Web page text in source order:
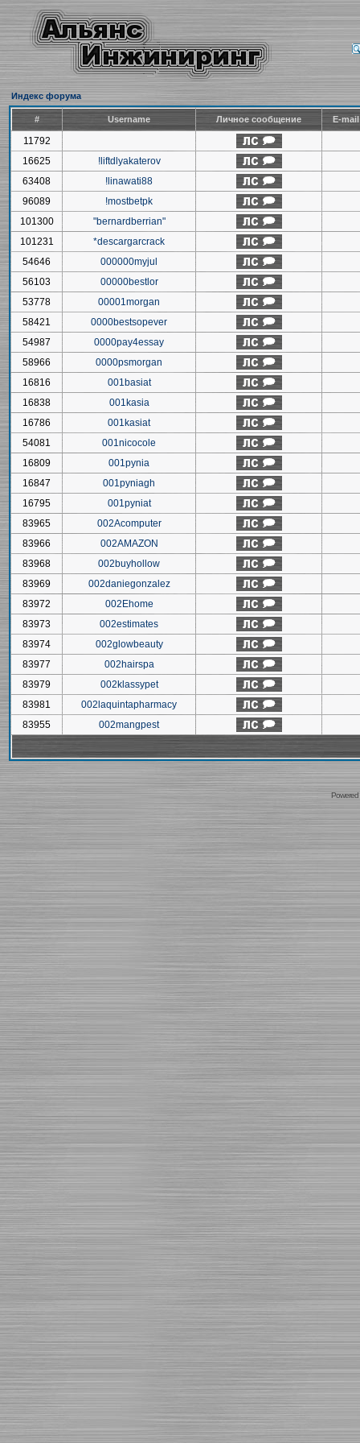
Индекс форума
# Username Личное сообщение E-
11792
16625
!liftdlyakaterov
63408
!linawati88
96089
!mostbetpk
101300
"bernardberrian"
101231
*descargarcrack
54646
000000myjul
56103
00000bestlor
53778
00001morgan
58421
0000bestsopever
54987
0000pay4essay
58966
0000psmorgan
16816
001basiat
16838
001kasia
16786
001kasiat
54081
001nicocole
16809
001pynia
16847
001pyniagh
16795
001pyniat
83965
002Acomputer
83966
002AMAZON
83968
002buyhollow
83969
002daniegonzalez
83972
002Ehome
83973
002estimates
83974
002glowbeauty
83977
002hairspa
83979
002klassypet
83981
002laquintapharmacy
83955
002mangpest